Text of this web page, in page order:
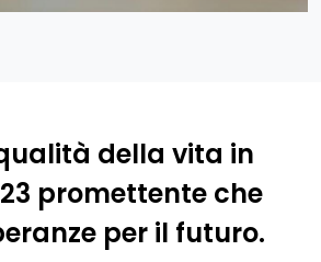
della vita in
promettente che
per il futuro.